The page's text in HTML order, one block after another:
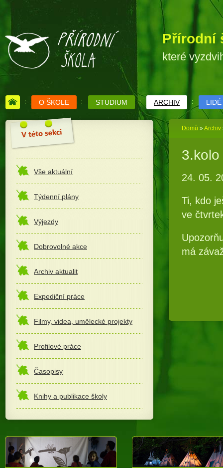
Přírodní
které
O ŠKOLE STUDIUM ARCHIV LIDÉ
Vše aktuální
Týdenní plány
Výjezdy
Dobrovolné akce
Archiv aktualit
Expediční práce
Filmy, videa, umělecké projekty
Profilové práce
Časopisy
Knihy a publikace školy
Domů » Archiv
24. 05.
Ti, kdo
ve
má